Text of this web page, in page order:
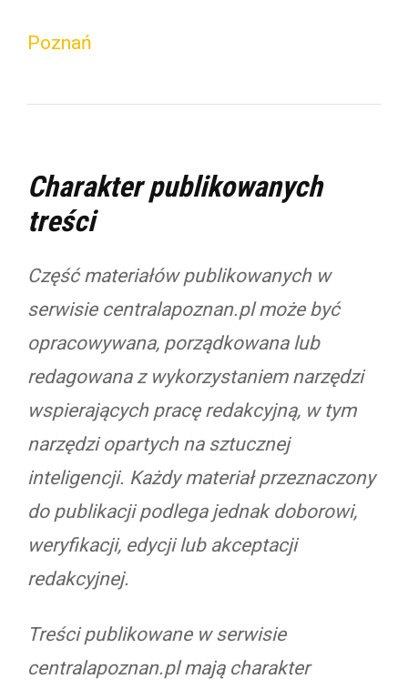
Poznań
Charakter publikowanych
treści
Część materiałów publikowanych w
serwisie centralapoznan.pl może być
opracowywana, porządkowana lub
redagowana z wykorzystaniem narzędzi
wspierających pracę redakcyjną, w tym
narzędzi opartych na sztucznej
inteligencji. Każdy materiał przeznaczony
do publikacji podlega jednak doborowi,
weryfikacji, edycji lub akceptacji
redakcyjnej.
Treści publikowane w serwisie
centralapoznan.pl mają charakter